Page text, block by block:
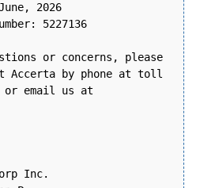
2026
5227136
or concerns, please
Accerta by phone at toll
or email us at
Inc.